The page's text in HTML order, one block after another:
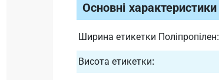
Основні характеристики
Ширина етикетки Поліпропілен:
Висота етикетки: